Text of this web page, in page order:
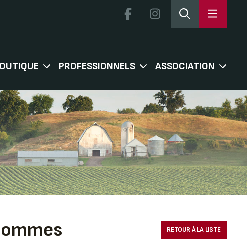
PROFESSIONNELS ASSOCIATION
RETOUR À LA LISTE